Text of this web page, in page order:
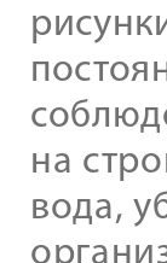
на
вода,